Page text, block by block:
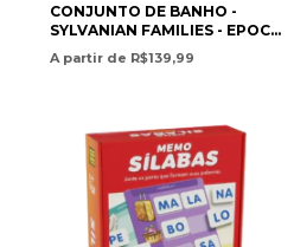
CONJUNTO DE BANHO -
SYLVANIAN FAMILIES - EPOCH
A partir de R$139,99